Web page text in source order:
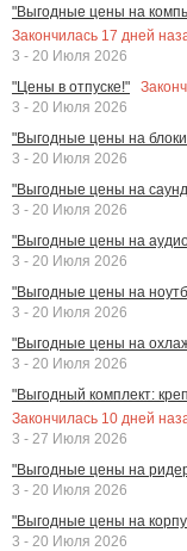
"Выгодные цены на
Закончилась 17 дней
3 - 20 Июля 2026
"Цены в отпуске!"
3 - 20 Июля 2026
"Выгодные цены на
3 - 20 Июля 2026
"Выгодные цены на
3 - 20 Июля 2026
"Выгодные цены на
3 - 20 Июля 2026
"Выгодные цены на
3 - 20 Июля 2026
"Выгодные цены на
3 - 20 Июля 2026
"Выгодный комплект:
Закончилась 10 дней
3 - 27 Июля 2026
"Выгодные цены на
3 - 20 Июля 2026
"Выгодные цены на
3 - 20 Июля 2026